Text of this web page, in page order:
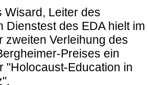
Wisard, Leiter des
Dienstest des EDA hielt im
zweiten Verleihung des
Preises ein
"Holocaust-Education in